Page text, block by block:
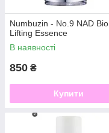
Numbuzin - No.9 NAD Bio
Lifting Essence
В наявності
850 ₴
Купити